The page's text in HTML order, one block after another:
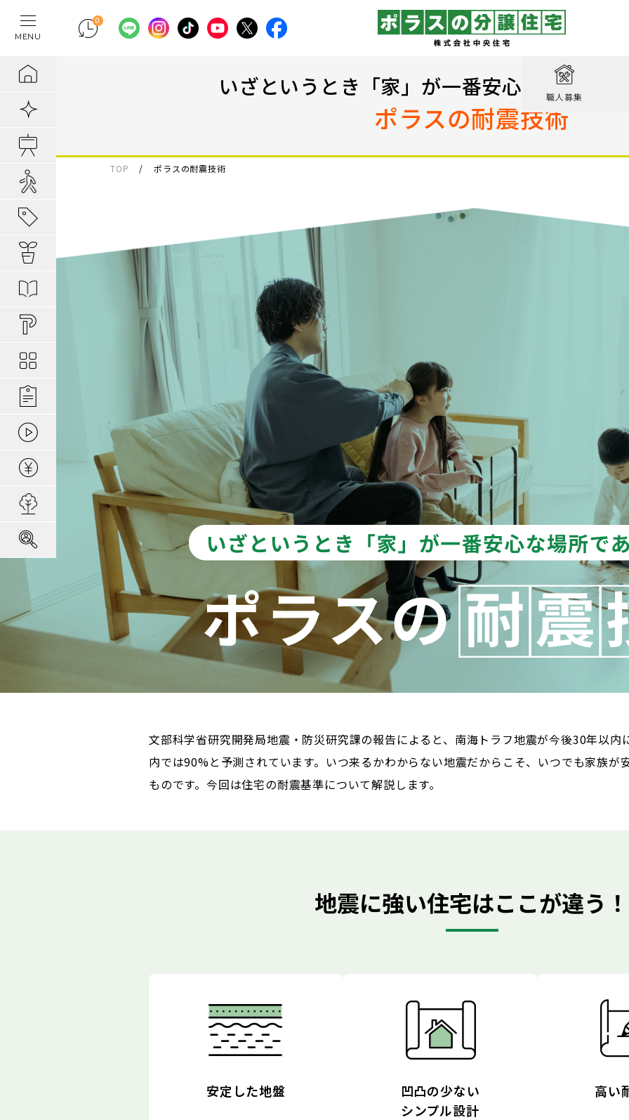
0
職人募集
MENU
埼玉県の新築一戸建て
東京都の新築一戸建て
埼玉県
東京都
埼玉県
東京都
地域から暮らしを知る
駅・路線から知る
公園の多い街
歴史の趣き深い街
買い物しやすい街
お金のコト
家のコト
子育てのコト
暮らしを楽しむヒント
あってよかった！ポラスの標準仕様【安心・くつろぎ編】
分譲地ってなにがいいの？ Vol.1 コミュニティを育む
分譲地ってなにがいいの？ Vol.2 緑と景観を育む
分譲地ってなにがいいの？ Vol.3 安心・安全を育む
コンセプトのある街ってどんなマチ？
森の空気を楽しむ“木”を採り入れた優しい住まい
冬の暮らしを快適に
はじめての家探し
ポラスの魅力
2. つくっているのは家だけじゃない
4. お客様の安心のために
ポラスの設備・仕様
ポラスの長期優良住宅
ポラスの一貫施工
全ては地盤が支えています。
本当に地震に強い家
建てた後のアフターメンテナンス
まちづくりの実績
POLUS 受賞実績
無垢桐材の壁パネル KIRINOKA
快適がつづく！ポラスの長期優良住宅
安心な場所であるために！ポラスの耐震技術
景観協定のある街づくり
家族にやさしい家づくり WELLNESS LIFE
動画ギャラリー
住宅ローンシミュレーター
住宅ローンのご相談
用地募集
採用情報
採用情報
キャリア採用：エクステリア職
いざというとき「家」が一番安心な場所で
ポラスの耐震技術
TOP ポラスの耐震技術
文部科学省研究開発局地震・防災研究課の報告によると、南海トラフ地震が今後30年以
内では90%と予測されています。いつ来るかわからない地震だからこそ、いつでも家族が
ものです。今回は住宅の耐震基準について解説します。
地震に強い住宅はここが違う！
安定した地盤
凹凸の少ない
シンプル設計
高い